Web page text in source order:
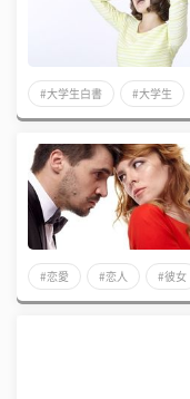
#大学生白書 #大学生
#恋愛 #恋人 #彼女